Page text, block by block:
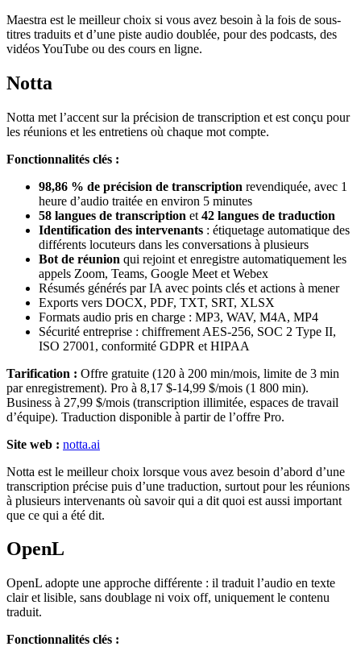
Maestra est le meilleur choix si vous avez besoin à la fois de sous-
titres traduits et d’une piste audio doublée, pour des podcasts, des
vidéos YouTube ou des cours en ligne.
Notta
Notta met l’accent sur la précision de transcription et est conçu pour
les réunions et les entretiens où chaque mot compte.
Fonctionnalités clés :
98,86 % de précision de transcription revendiquée, avec 1
heure d’audio traitée en environ 5 minutes
58 langues de transcription et 42 langues de traduction
Identification des intervenants : étiquetage automatique des
différents locuteurs dans les conversations à plusieurs
Bot de réunion qui rejoint et enregistre automatiquement les
appels Zoom, Teams, Google Meet et Webex
Résumés générés par IA avec points clés et actions à mener
Exports vers DOCX, PDF, TXT, SRT, XLSX
Formats audio pris en charge : MP3, WAV, M4A, MP4
Sécurité entreprise : chiffrement AES-256, SOC 2 Type II,
ISO 27001, conformité GDPR et HIPAA
Tarification : Offre gratuite (120 à 200 min/mois, limite de 3 min
par enregistrement). Pro à 8,17 $-14,99 $/mois (1 800 min).
Business à 27,99 $/mois (transcription illimitée, espaces de travail
d’équipe). Traduction disponible à partir de l’offre Pro.
Site web : notta.ai
Notta est le meilleur choix lorsque vous avez besoin d’abord d’une
transcription précise puis d’une traduction, surtout pour les réunions
à plusieurs intervenants où savoir qui a dit quoi est aussi important
que ce qui a été dit.
OpenL
OpenL adopte une approche différente : il traduit l’audio en texte
clair et lisible, sans doublage ni voix off, uniquement le contenu
traduit.
Fonctionnalités clés :